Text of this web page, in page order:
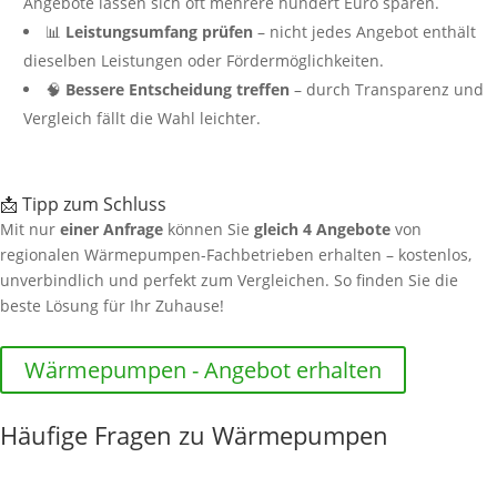
📊 Leistungsumfang prüfen – nicht jedes Angebot enthält
dieselben Leistungen oder Fördermöglichkeiten.
🧠 Bessere Entscheidung treffen – durch Transparenz und
Vergleich fällt die Wahl leichter.
📩 Tipp zum Schluss
Mit nur einer Anfrage können Sie gleich 4 Angebote von
regionalen Wärmepumpen-Fachbetrieben erhalten – kostenlos,
unverbindlich und perfekt zum Vergleichen. So finden Sie die
beste Lösung für Ihr Zuhause!
Wärmepumpen - Angebot erhalten
Häufige Fragen zu Wärmepumpen